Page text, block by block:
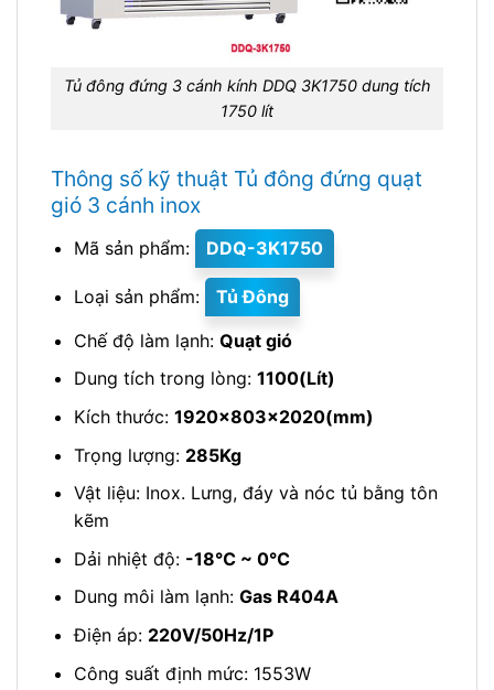
Tủ đông đứng 3 cánh kính DDQ 3K1750 dung tích
1750 lít
Thông số kỹ thuật Tủ đông đứng quạt
gió 3 cánh inox
Mã sản phẩm: DDQ-3K1750
Loại sản phẩm:
Tủ Đông
Chế độ làm lạnh: Quạt gió
Dung tích trong lòng: 1100(Lít)
Kích thước: 1920x803x2020(mm)
Trọng lượng: 285Kg
Vật liệu: Inox. Lưng, đáy và nóc tủ bằng tôn
kẽm
Dải nhiệt độ: -18℃ ~ 0℃
Dung môi làm lạnh: Gas R404A
Điện áp: 220V/50Hz/1P
Công suất định mức: 1553W